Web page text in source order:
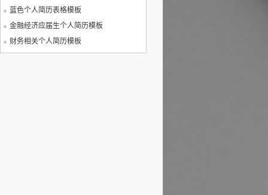
蓝色个人简历表格模板
金融经济应届生个人简历模板
财务相关个人简历模板